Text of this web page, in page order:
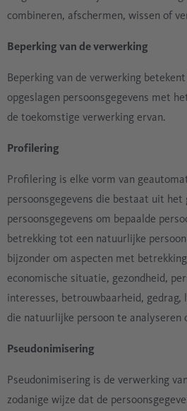
combineren, afschermen, wissen of
Beperking van de verwerking
Beperking van de verwerking
opgeslagen persoonsgegevens met
de toekomstige verwerking ervan.
Profilering
Profilering is elke vorm van
persoonsgegevens die bestaat uit het
persoonsgegevens om bepaalde
betrekking tot een natuurlijke
bijzonder om aspecten met
economische situatie, gezondheid,
interesses, betrouwbaarheid, gedrag,
die natuurlijke persoon te analyseren
Pseudonimisering
Pseudonimisering is de verwerking
zodanige wijze dat de